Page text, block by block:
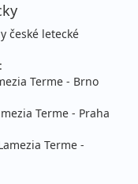
vyprodáno
české letecké
Terme - Brno
Terme - Praha
Terme -